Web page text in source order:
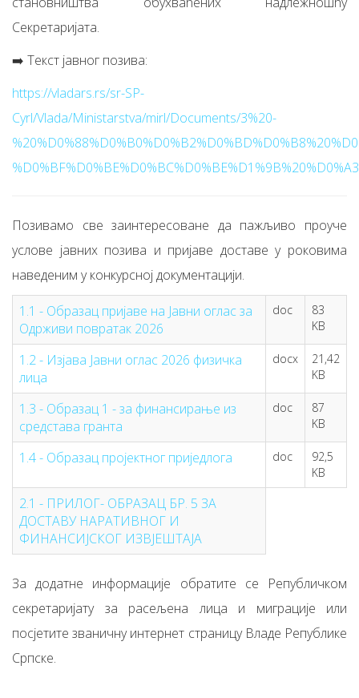
Секретаријата.
➡️ Текст јавног позива:
https://vladars.rs/sr-SP-
Cyrl/Vlada/Ministarstva/mirl/Documents/3%20-
Позивамо све заинтересоване да пажљиво проуче
услове јавних позива и пријаве доставе у роковима
наведеним у конкурсној документацији.
1.1 - Oбразац пријаве на Jавни оглас за
Одрживи повратак 2026
doc
83
KB
1.2 - Изјава Јавни оглас 2026 физичка
лица
docx
21,42
KB
1.3 - Образац 1 - за финансирање из
средстава гранта
doc
87
KB
1.4 - Образац пројектног приједлога doc
92,5
KB
2.1 - ПРИЛОГ- ОБРАЗАЦ БР. 5 ЗА
ДОСТАВУ НАРАТИВНОГ И
ФИНАНСИЈСКОГ ИЗВЈЕШТАЈА
За додатне информације обратите се Републичком
секретаријату за расељена лица и миграције или
посјетите званичну интернет страницу Владе Републике
Српске.